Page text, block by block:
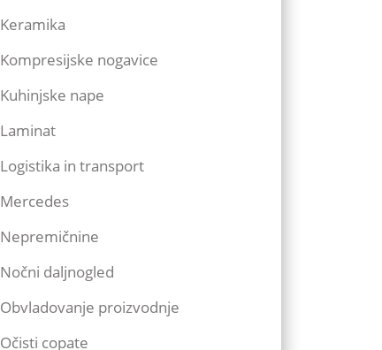
Keramika
Kompresijske nogavice
Kuhinjske nape
Laminat
Logistika in transport
Mercedes
Nepremičnine
Nočni daljnogled
Obvladovanje proizvodnje
Očisti copate